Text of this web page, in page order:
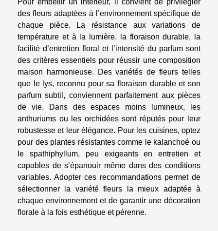
Pour embellir un intérieur, il convient de privilégier
des fleurs adaptées à l’environnement spécifique de
chaque pièce. La résistance aux variations de
température et à la lumière, la floraison durable, la
facilité d’entretien floral et l’intensité du parfum sont
des critères essentiels pour réussir une composition
maison harmonieuse. Des variétés de fleurs telles
que le lys, reconnu pour sa floraison durable et son
parfum subtil, conviennent parfaitement aux pièces
de vie. Dans des espaces moins lumineux, les
anthuriums ou les orchidées sont réputés pour leur
robustesse et leur élégance. Pour les cuisines, optez
pour des plantes résistantes comme le kalanchoé ou
le spathiphyllum, peu exigeants en entretien et
capables de s’épanouir même dans des conditions
variables. Adopter ces recommandations permet de
sélectionner la variété fleurs la mieux adaptée à
chaque environnement et de garantir une décoration
florale à la fois esthétique et pérenne.